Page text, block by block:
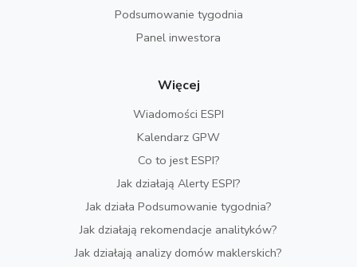
Podsumowanie tygodnia
Panel inwestora
Więcej
Wiadomości ESPI
Kalendarz GPW
Co to jest ESPI?
Jak działają Alerty ESPI?
Jak działa Podsumowanie tygodnia?
Jak działają rekomendacje analityków?
Jak działają analizy domów maklerskich?